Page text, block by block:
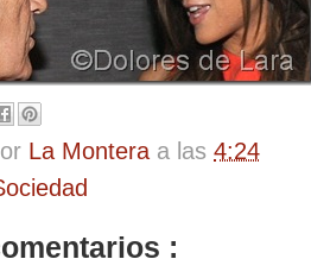
La Montera a las 4:24
: